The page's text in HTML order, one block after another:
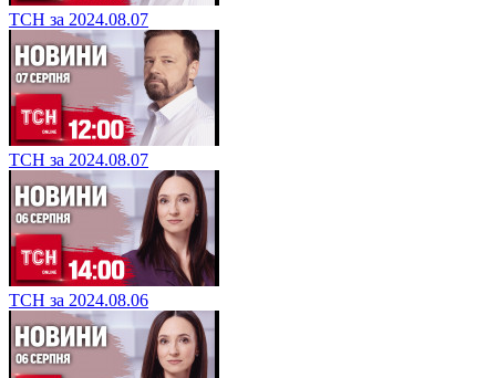
ТСН за 2024.08.07
ТСН за 2024.08.07
ТСН за 2024.08.06